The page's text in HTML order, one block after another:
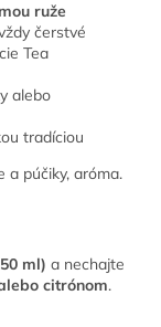
ruže
čerstvé
Tea
alebo
tradíciou
a púčiky, aróma.
ml) a nechajte
citrónom.